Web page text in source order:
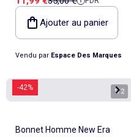
Ajouter au panier
Vendu par Espace Des Marques
-42% 1/2
Bonnet Homme New Era